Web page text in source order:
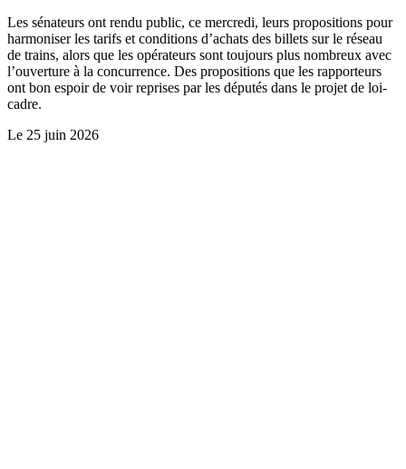
Les sénateurs ont rendu public, ce mercredi, leurs propositions pour
harmoniser les tarifs et conditions d’achats des billets sur le réseau
de trains, alors que les opérateurs sont toujours plus nombreux avec
l’ouverture à la concurrence. Des propositions que les rapporteurs
ont bon espoir de voir reprises par les députés dans le projet de loi-
cadre.
Le 25 juin 2026